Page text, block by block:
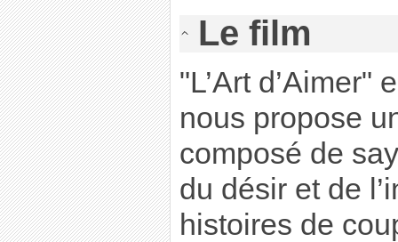
Le film
"L’Art d’Aimer"
nous propose
composé de
du désir et de
histoires de